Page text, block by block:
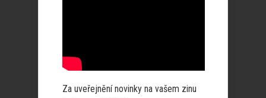
Za uveřejnění novinky na vašem zinu